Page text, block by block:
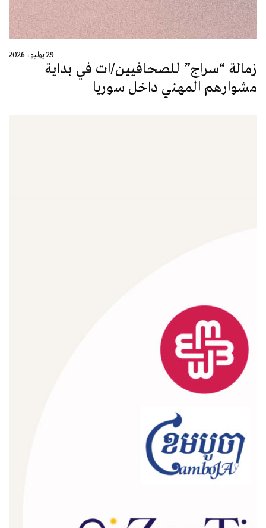
29 يوليو، 2026
زمالة “سراج” للصحافيين/ات في بداية
مشوارهم المهني داخل سوريا